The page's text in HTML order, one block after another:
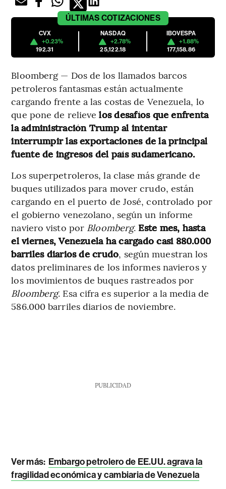
ÚLTIMAS COTIZACIONES
CVX
+0.23%
192.31
NASDAQ
+2.78%
25,122.18
IBOVESPA
+1.88%
177,158.86
Bloomberg — Dos de los llamados barcos
petroleros fantasmas están actualmente
cargando frente a las costas de Venezuela, lo
que pone de relievelos desafíos que enfrenta
la administración Trump al intentar
interrumpir las exportaciones de la principal
fuente de ingresos del país sudamericano.
Los superpetroleros, la clase más grande de
buques utilizados para mover crudo, están
cargando en el puerto de José, controlado por
el gobierno venezolano, según un informe
naviero visto por Bloomberg. Este mes, hasta
el viernes, Venezuela ha cargado casi 880.000
barriles diarios de crudo, según muestran los
datos preliminares de los informes navieros y
los movimientos de buques rastreados por
Bloomberg. Esa cifra es superior a la media de
586.000 barriles diarios de noviembre.
PUBLICIDAD
Ver más: Embargo petrolero de EE.UU. agrava la
fragilidad económica y cambiaria de Venezuela